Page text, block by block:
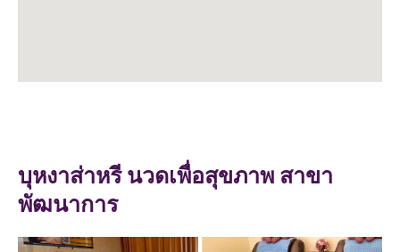
บุหงาส่าหรี นวดเพื่อสุขภาพ สาขา
พัฒนาการ